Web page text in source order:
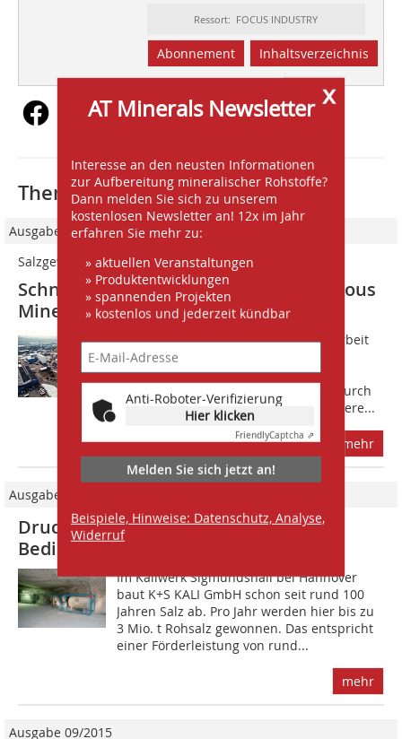
Ressort: FOCUS INDUSTRY
Abonnement Inhaltsverzeichnis
x
AT Minerals Newsletter
Interesse an den neusten Informationen
zur Aufbereitung mineralischer Rohstoffe?
Dann melden Sie sich zu unserem
kostenlosen Newsletter an! 12x im Jahr
erfahren Sie mehr zu:
» aktuellen Veranstaltungen
» Produktentwicklungen
» spannenden Projekten
» kostenlos und jederzeit kündbar
Anti-Roboter-Verifizierung
Hier klicken
FriendlyCaptcha ⇗
Melden Sie sich jetzt an!
Beispiele, Hinweise: Datenschutz, Analyse,
Widerruf
Thematisch passende Artikel:
Ausgabe 11/2019
Salzgewinnung im Wandel
Schneidende Gewinnung mit Continuous
Miners von Sandvik
N?ach 120 Jahren Bohr- und Sprengarbeit
ist eines der größten Salzbergwerke
Westeuropas auf eine kontinuierliche
Gewinnungsmethode umgestiegen. Durch
die Umstellung auf eine geräuschärmere...
mehr
Ausgabe 07-08/2010
Drucklufterzeugung unter extremen
Bedingungen
Im Kaliwerk Sigmundshall bei Hannover
baut K+S KALI GmbH schon seit rund 100
Jahren Salz ab. Pro Jahr werden hier bis zu
3 Mio. t Rohsalz gewonnen. Das entspricht
einer Förder­leistung von rund...
mehr
Ausgabe 09/2015